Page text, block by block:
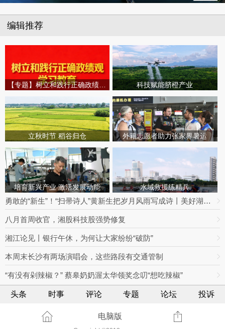
编辑推荐
【专题】树立和践行正确政绩观学习教育 科技赋能脐橙产业
立秋时节 稻谷归仓 外籍志愿者助力张家界暑运
培育新兴产业 激活发展动能 水域救援练精兵
勇敢的“新生”！“扫帚诗人”黄新生把岁月风雨写成诗丨美好湖南推荐官
八月首周收官，湘股科技股强势修复
湘江论见丨银行午休，为何让大家纷纷“破防”
本周末长沙有两场演唱会，这些路段有交通管制
“有没有剁辣椒？” 蔡皋奶奶渥太华领奖念叨“想吃辣椒”
头条 时事 评论 专题 论坛 投诉
电脑版